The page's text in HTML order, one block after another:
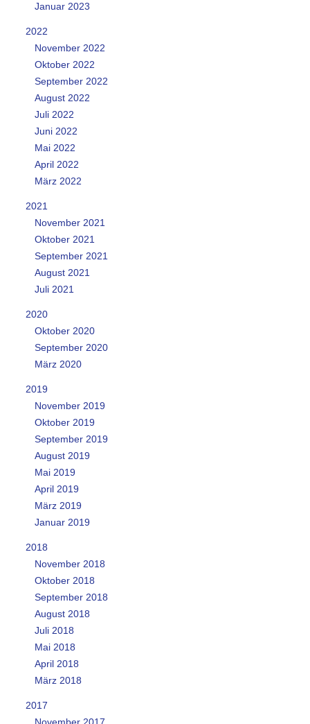
Januar 2023
2022
November 2022
Oktober 2022
September 2022
August 2022
Juli 2022
Juni 2022
Mai 2022
April 2022
März 2022
2021
November 2021
Oktober 2021
September 2021
August 2021
Juli 2021
2020
Oktober 2020
September 2020
März 2020
2019
November 2019
Oktober 2019
September 2019
August 2019
Mai 2019
April 2019
März 2019
Januar 2019
2018
November 2018
Oktober 2018
September 2018
August 2018
Juli 2018
Mai 2018
April 2018
März 2018
2017
November 2017